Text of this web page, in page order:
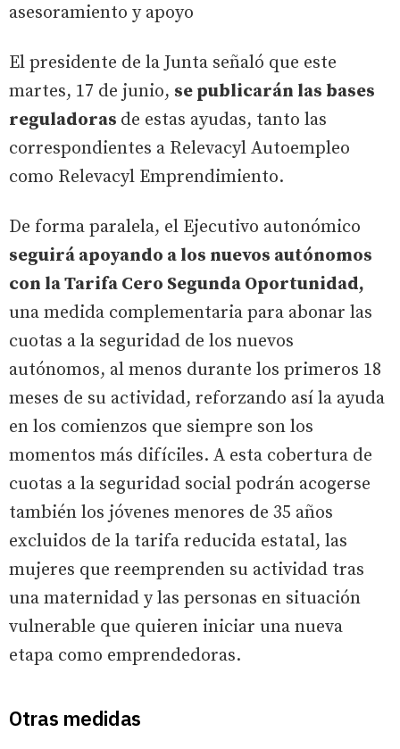
asesoramiento y apoyo
El presidente de la Junta señaló que este
martes, 17 de junio, se publicarán las bases
reguladoras de estas ayudas, tanto las
correspondientes a Relevacyl Autoempleo
como Relevacyl Emprendimiento.
De forma paralela, el Ejecutivo autonómico
seguirá apoyando a los nuevos autónomos
con la Tarifa Cero Segunda Oportunidad,
una medida complementaria para abonar las
cuotas a la seguridad de los nuevos
autónomos, al menos durante los primeros 18
meses de su actividad, reforzando así la ayuda
en los comienzos que siempre son los
momentos más difíciles. A esta cobertura de
cuotas a la seguridad social podrán acogerse
también los jóvenes menores de 35 años
excluidos de la tarifa reducida estatal, las
mujeres que reemprenden su actividad tras
una maternidad y las personas en situación
vulnerable que quieren iniciar una nueva
etapa como emprendedoras.
Otras medidas